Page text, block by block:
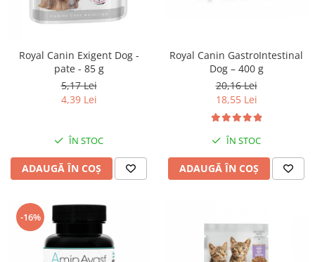
Royal Canin Exigent Dog -
pate - 85 g
5,17 Lei
4,39 Lei
ÎN STOC
ADAUGĂ ÎN COȘ
Royal Canin GastroIntestinal
Dog – 400 g
20,16 Lei
18,55 Lei
ÎN STOC
ADAUGĂ ÎN COȘ
-16%